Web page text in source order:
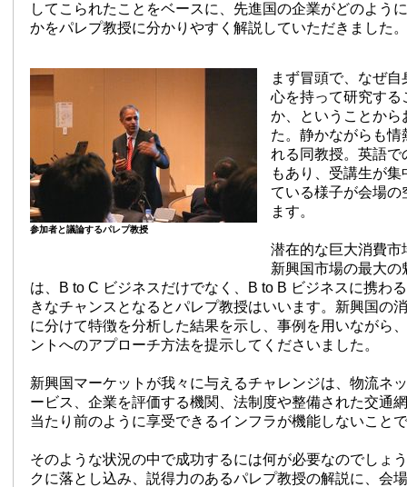
してこられたことをベースに、先進国の企業がどのよう
かをパレプ教授に分かりやすく解説していただきました。
参加者と議論するパレプ教授
まず冒頭で、なぜ
心を持って研究する
か、ということから
た。静かながらも
れる同教授。英語で
もあり、受講生が
ている様子が会場の
ます。
潜在的な巨大消費市
新興国市場の最大の
は、B to C ビジネスだけでなく、B to B ビジネスに携わ
きなチャンスとなるとパレプ教授はいいます。新興国の
に分けて特徴を分析した結果を示し、事例を用いながら
ントへのアプローチ方法を提示してくださいました。
新興国マーケットが我々に与えるチャレンジは、物流ネ
ービス、企業を評価する機関、法制度や整備された交通
当たり前のように享受できるインフラが機能しないこと
そのような状況の中で成功するには何が必要なのでしょ
クに落とし込み、説得力のあるパレプ教授の解説に、会